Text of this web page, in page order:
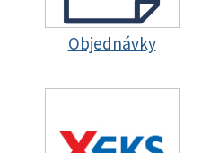
Objednávky